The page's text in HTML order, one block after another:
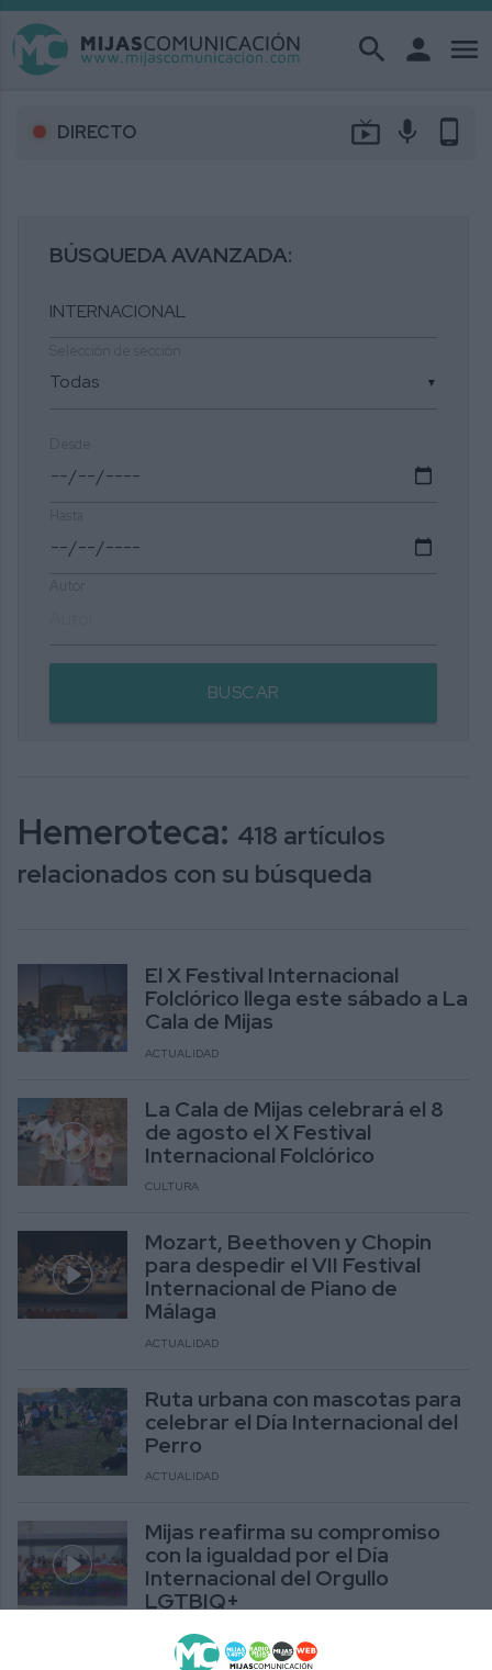
search person menu
DIRECTO live_tv mic phone_android
BÚSQUEDA AVANZADA:
▼
BUSCAR
Hemeroteca: 418 artículos
relacionados con su búsqueda
El X Festival Internacional
Folclórico llega este sábado a La
Cala de Mijas
ACTUALIDAD
La Cala de Mijas celebrará el 8
de agosto el X Festival
Internacional Folclórico
CULTURA
Mozart, Beethoven y Chopin
para despedir el VII Festival
Internacional de Piano de
Málaga
ACTUALIDAD
Ruta urbana con mascotas para
celebrar el Día Internacional del
Perro
ACTUALIDAD
Mijas reafirma su compromiso
con la igualdad por el Día
Internacional del Orgullo
LGTBIQ+
ACTUALIDAD